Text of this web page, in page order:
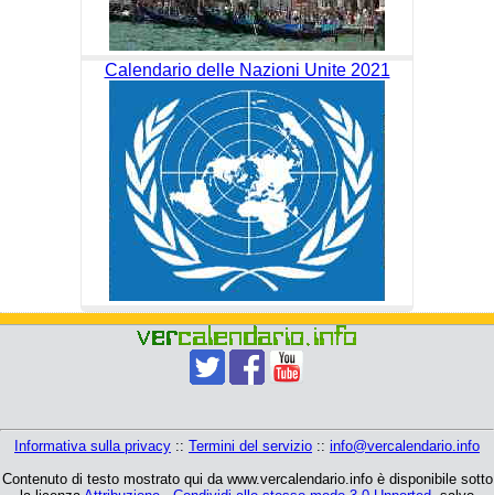
Calendario delle Nazioni Unite 2021
Informativa sulla privacy :: Termini del servizio :: info@vercalendario.info
Contenuto di testo mostrato qui da www.vercalendario.info è disponibile sotto